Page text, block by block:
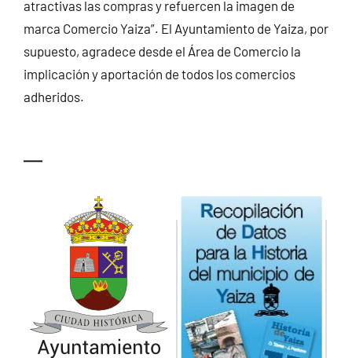
atractivas las compras y refuercen la imagen de
marca Comercio Yaiza”. El Ayuntamiento de Yaiza, por
supuesto, agradece desde el Área de Comercio la
implicación y aportación de todos los comercios
adheridos.
—